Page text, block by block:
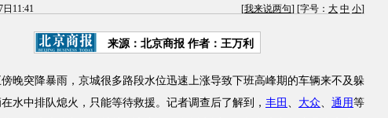
日11:41 [我来说两句] [字号： 大 中 小]
来源：北京商报 作者：王万利
突降暴雨，京城很多路段水位迅速上涨导致下班高峰期的车辆来不及躲
水中排队熄火，只能等待救援。记者调查后了解到， 丰田 、 大众、 通用等